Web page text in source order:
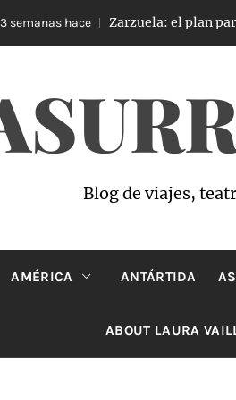
hace Zarzuela: el plan para el
Blog de viajes,
AMÉRICA ANTÁRTIDA
ABOUT LAURA